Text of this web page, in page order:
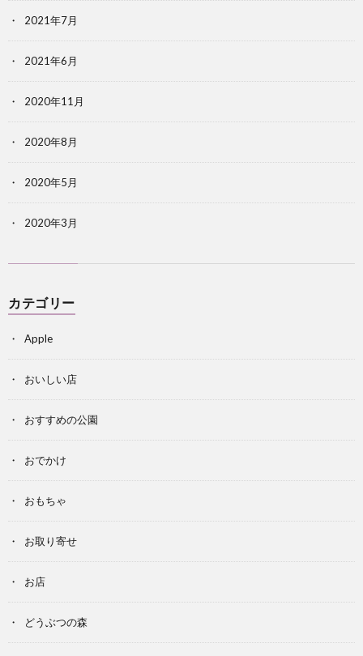
2021年7月
2021年6月
2020年11月
2020年8月
2020年5月
2020年3月
カテゴリー
Apple
おいしい店
おすすめの公園
おでかけ
おもちゃ
お取り寄せ
お店
どうぶつの森